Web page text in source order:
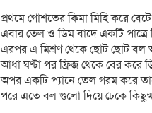
প্রথমে গোশতের কিমা মিহি করে
এবার তেল ও ডিম বাদে একটি
এরপর এ মিশ্রণ থেকে ছোট ছোট বল
আধা ঘণ্টা পর ফ্রিজ থেকে বের করে
অপর একটি প্যানে তেল গরম করে
পরে এতে বল গুলো দিয়ে ঢেকে